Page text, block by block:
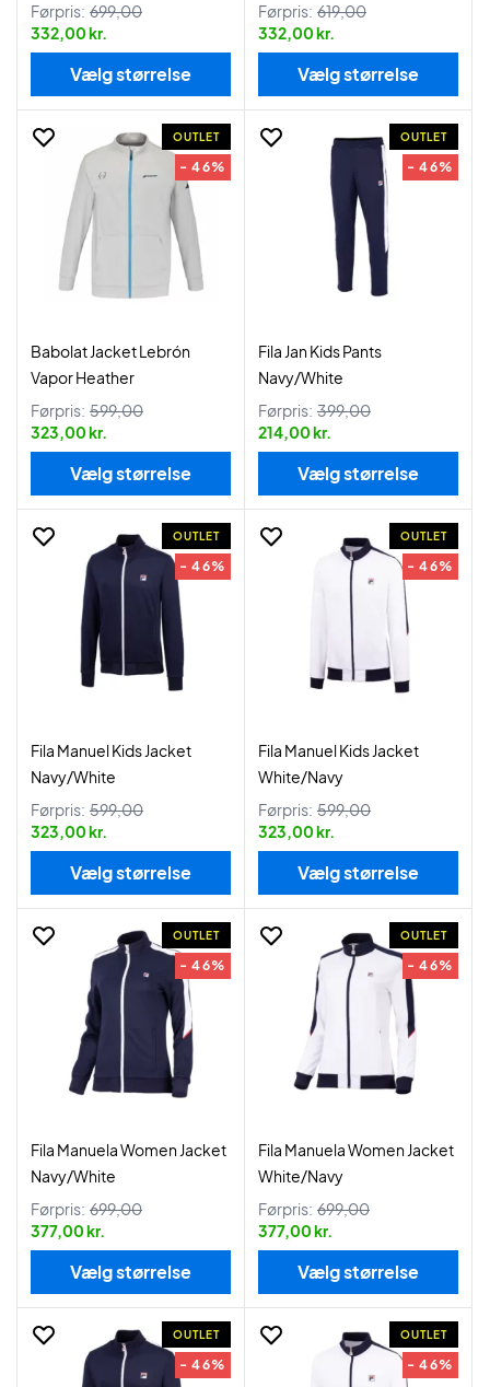
Førpris: 699,00
332,00 kr.
Vælg størrelse
Førpris: 619,00
332,00 kr.
Vælg størrelse
OUTLET
- 46%
Babolat Jacket Lebrón
Vapor Heather
Førpris: 599,00
323,00 kr.
Vælg størrelse
OUTLET
- 46%
Fila Jan Kids Pants
Navy/White
Førpris: 399,00
214,00 kr.
Vælg størrelse
OUTLET
- 46%
Fila Manuel Kids Jacket
Navy/White
Førpris: 599,00
323,00 kr.
Vælg størrelse
OUTLET
- 46%
Fila Manuel Kids Jacket
White/Navy
Førpris: 599,00
323,00 kr.
Vælg størrelse
OUTLET
- 46%
Fila Manuela Women Jacket
Navy/White
Førpris: 699,00
377,00 kr.
Vælg størrelse
OUTLET
- 46%
Fila Manuela Women Jacket
White/Navy
Førpris: 699,00
377,00 kr.
Vælg størrelse
OUTLET
- 46%
OUTLET
- 46%